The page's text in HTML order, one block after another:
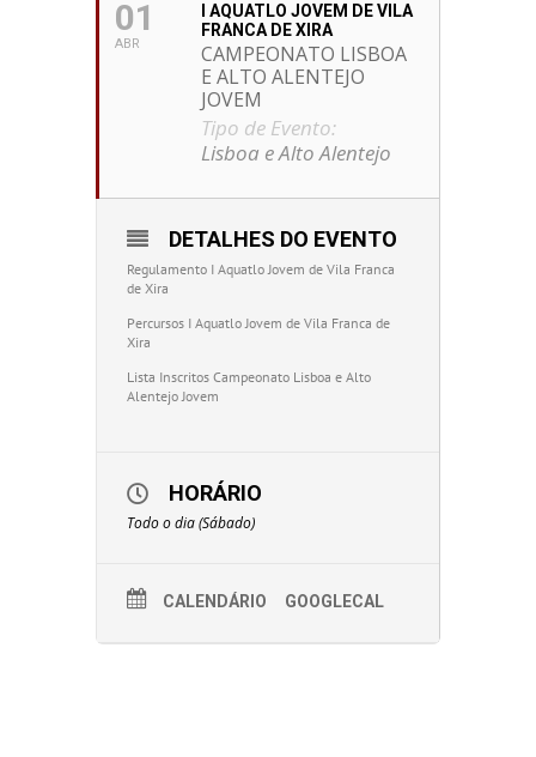
01
ABR
I AQUATLO JOVEM DE VILA
FRANCA DE XIRA
CAMPEONATO LISBOA
E ALTO ALENTEJO
JOVEM
Tipo de Evento:
Lisboa e Alto Alentejo
DETALHES DO EVENTO
Regulamento I Aquatlo Jovem de Vila Franca
de Xira
Percursos I Aquatlo Jovem de Vila Franca de
Xira
Lista Inscritos Campeonato Lisboa e Alto
Alentejo Jovem
HORÁRIO
Todo o dia (Sábado)
CALENDÁRIO GOOGLECAL